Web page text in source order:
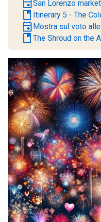
eventSan Lorenzo
book Itinerary 5 - The
event Mostra sul voto
book The Shroud on the